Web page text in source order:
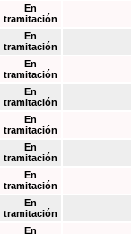
En
tramitación
En
tramitación
En
tramitación
En
tramitación
En
tramitación
En
tramitación
En
tramitación
En
tramitación
En